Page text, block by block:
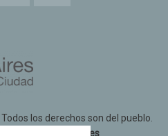
los derechos son del pueblo.
Telecomunicaciones